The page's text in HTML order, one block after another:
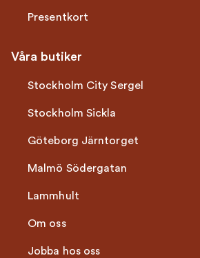
Presentkort
Våra butiker
Stockholm City Sergel
Stockholm Sickla
Göteborg Järntorget
Malmö Södergatan
Lammhult
Om oss
Jobba hos oss